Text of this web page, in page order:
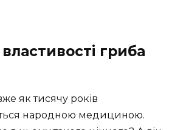
властивості гриба
як тисячу років
народною медициною.